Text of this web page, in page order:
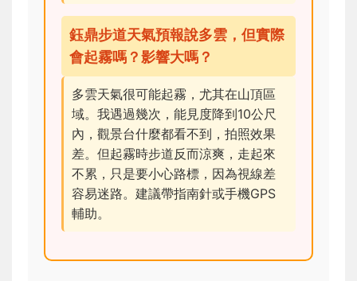
鈺鼎步道天氣預報說多雲，但實際
會起霧嗎？影響大嗎？
多雲天氣很可能起霧，尤其在山頂區
域。我遇過幾次，能見度降到10公尺
內，觀景台什麼都看不到，拍照效果
差。但起霧時步道反而涼爽，走起來
不累，只是要小心路標，因為視線差
容易迷路。建議帶指南針或手機GPS
輔助。